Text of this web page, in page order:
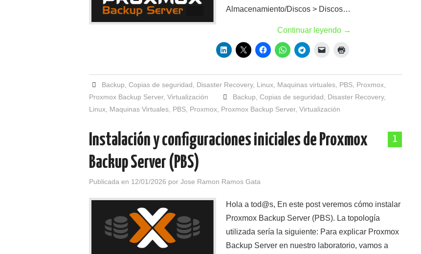
Almacenamiento/Discos > Discos…
Continuar leyendo →
Backup ,Copias de seguridad Disaster Recovery, Linux Maquinas virtuales PBS Proxmox
Proxmox Backup Server, Virtualización Backup ,Copias de seguridad Disaster Recovery,
Linux Maquinas Virtuales PBS Proxmox Proxmox Backup Server, Virtualización
1
Instalación y configuraciones iniciales de Proxmox
Backup Server (PBS)
Publicada en 12/01/2026 por Jose Ramon Ramos Gata
Hola a tod@s, En este post veremos cómo instalar
Proxmox Backup Server (PBS). La topología
utilizada sería la siguiente: Para explicar Proxmox
Backup Server en nuestro laboratorio, vamos a